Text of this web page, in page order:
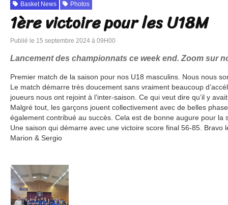
Basket News Photos
1ère victoire pour les U18M
Publié le 15 septembre 2024 à 09H00
Lancement des championnats ce week end. Zoom sur
Premier match de la saison pour nos U18 masculins. Nous nous
Le match démarre très doucement sans vraiment beaucoup
joueurs nous ont rejoint à l’inter-saison. Ce qui veut dire qu’il y
Malgré tout, les garçons jouent collectivement avec de belles
également contribué au succès. Cela est de bonne augure pour la
Une saison qui démarre avec une victoire score final 56-85. Bravo
Marion & Sergio